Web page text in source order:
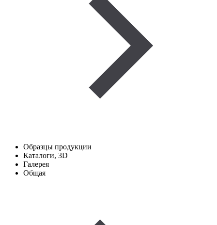
Образцы продукции
Каталоги, 3D
Галерея
Общая